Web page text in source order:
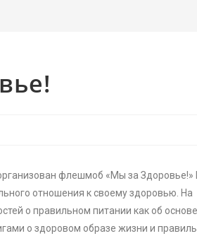
флешмоб «Мы за Здоровье!»
отношения к своему здоровью. На
о правильном питании как об основе
о здоровом образе жизни и